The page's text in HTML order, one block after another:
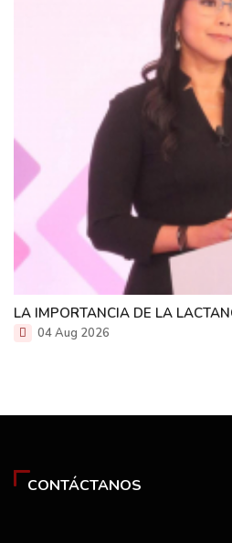
LA IMPORTANCIA DE LA
04 Aug 2026
CONTÁCTANOS